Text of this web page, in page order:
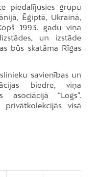
piedalījusies grupu
Ēģiptē, Ukrainā,
1993. gadu viņa
un izstāde
būs skatāma Rīgas
savienības un
biedre, viņa
asociācijā “Logs”.
visā